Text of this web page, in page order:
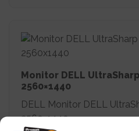
Monitor DELL
2560×1440
DELL Monitor DELL
2560×1440